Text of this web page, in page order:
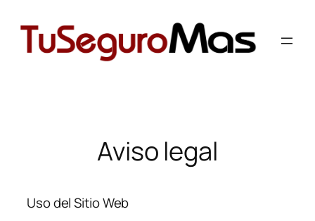
Aviso legal
Uso del Sitio Web